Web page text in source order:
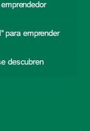
para emprender
descubren